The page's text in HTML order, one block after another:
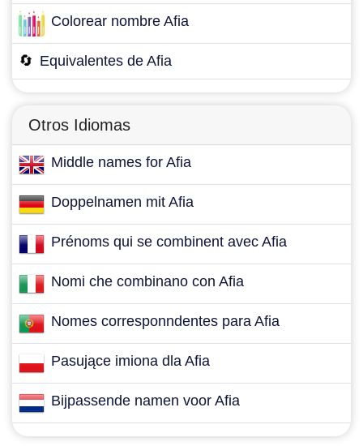
Colorear nombre Afia
🔄 Equivalentes de Afia
Otros Idiomas
Middle names for Afia
Doppelnamen mit Afia
Prénoms qui se combinent avec Afia
Nomi che combinano con Afia
Nomes corresponndentes para Afia
Pasujące imiona dla Afia
Bijpassende namen voor Afia